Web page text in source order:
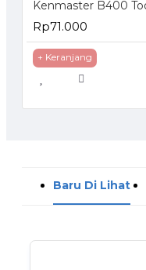
Rp71.000
+ Keranjang
Baru Di Lihat